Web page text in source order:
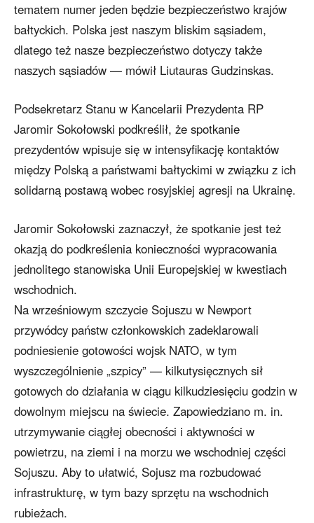
tematem numer jeden będzie bezpieczeństwo krajów
bałtyckich. Polska jest naszym bliskim sąsiadem,
dlatego też nasze bezpieczeństwo dotyczy także
naszych sąsiadów — mówił Liutauras Gudzinskas.
Podsekretarz Stanu w Kancelarii Prezydenta RP
Jaromir Sokołowski podkreślił, że spotkanie
prezydentów wpisuje się w intensyfikację kontaktów
między Polską a państwami bałtyckimi w związku z ich
solidarną postawą wobec rosyjskiej agresji na Ukrainę.
Jaromir Sokołowski zaznaczył, że spotkanie jest też
okazją do podkreślenia konieczności wypracowania
jednolitego stanowiska Unii Europejskiej w kwestiach
wschodnich.
Na wrześniowym szczycie Sojuszu w Newport
przywódcy państw członkowskich zadeklarowali
podniesienie gotowości wojsk NATO, w tym
wyszczególnienie „szpicy” — kilkutysięcznych sił
gotowych do działania w ciągu kilkudziesięciu godzin w
dowolnym miejscu na świecie. Zapowiedziano m. in.
utrzymywanie ciągłej obecności i aktywności w
powietrzu, na ziemi i na morzu we wschodniej części
Sojuszu. Aby to ułatwić, Sojusz ma rozbudować
infrastrukturę, w tym bazy sprzętu na wschodnich
rubieżach.